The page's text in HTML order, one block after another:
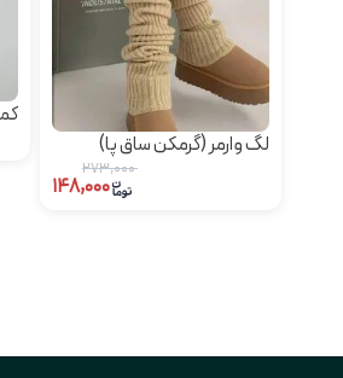
لگ وارمر (گرمکن ساق پا)
۲۷۳,۰۰۰